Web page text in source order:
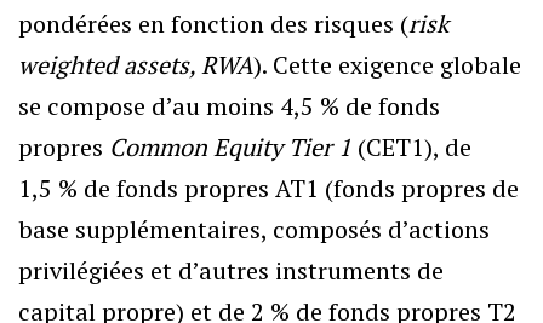
pondérées en fonction des risques (risk
weighted assets, RWA). Cette exigence globale
se compose d’au moins 4,5 % de fonds
propres Common Equity Tier 1 (CET1), de
1,5 % de fonds propres AT1 (fonds propres de
base supplémentaires, composés d’actions
privilégiées et d’autres instruments de
capital propre) et de 2 % de fonds propres T2